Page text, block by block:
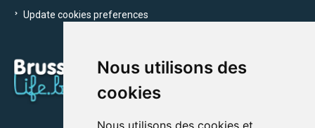
Nous utilisons des
cookies
Nous utilisons des cookies et
Update cookies preferences